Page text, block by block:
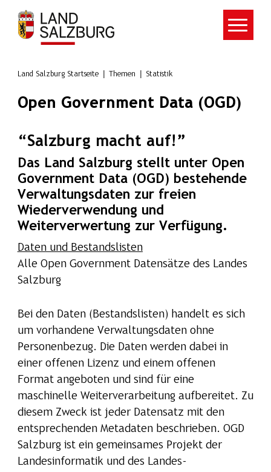
Zum Hauptinhalt springen
Land Salzburg Startseite Themen Statistik
Open Government Data (OGD)
“Salzburg macht auf!”
Das Land Salzburg stellt unter Open
Government Data (OGD) bestehende
Verwaltungsdaten zur freien
Wiederverwendung und
Weiterverwertung zur Verfügung.
Daten und Bestandslisten
Alle Open Government Datensätze des Landes
Salzburg
Bei den Daten (Bestandslisten) handelt es sich
um vorhandene Verwaltungsdaten ohne
Personenbezug. Die Daten werden dabei in
einer offenen Lizenz und einem offenen
Format angeboten und sind für eine
maschinelle Weiterverarbeitung aufbereitet. Zu
diesem Zweck ist jeder Datensatz mit den
entsprechenden Metadaten beschrieben. OGD
Salzburg ist ein gemeinsames Projekt der
Landesinformatik und des Landes-